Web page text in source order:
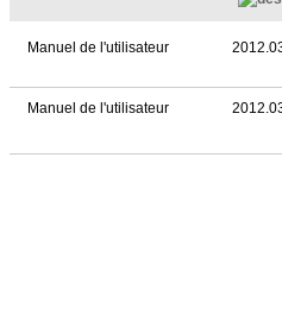
Manuel de l'utilisateur
Manuel de l'utilisateur